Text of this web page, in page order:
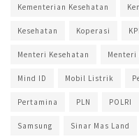
Kementerian Kesehatan
Kesehatan Koperasi
Menteri Kesehatan Menteri
Mind ID Mobil Listrik
Pertamina PLN POLRI
Samsung Sinar Mas Land